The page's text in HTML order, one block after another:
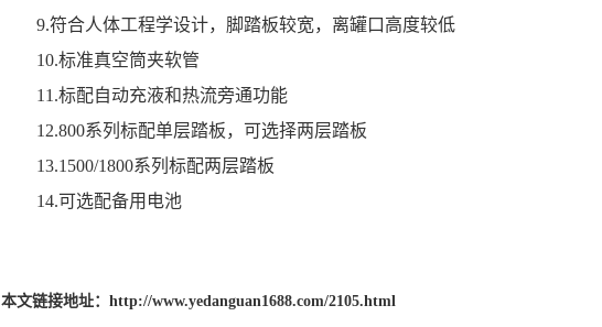
9.符合人体工程学设计，脚踏板较宽，离罐口高度较低
10.标准真空筒夹软管
11.标配自动充液和热流旁通功能
12.800系列标配单层踏板，可选择两层踏板
13.1500/1800系列标配两层踏板
14.可选配备用电池
本文链接地址： http://www.yedanguan1688.com/2105.html